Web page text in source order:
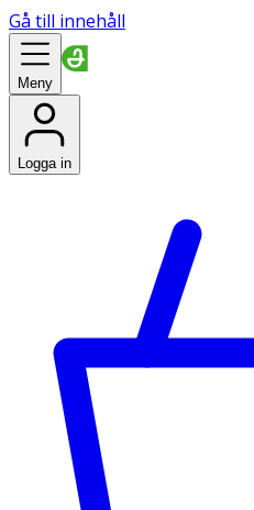
Gå till innehåll
Meny
Logga in